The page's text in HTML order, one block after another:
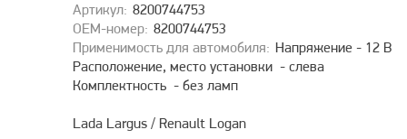
8200744753
8200744753
Напряжение - 12 В
Расположение, место установки - слева
Комплектность - без ламп
Lada Largus / Renault Logan